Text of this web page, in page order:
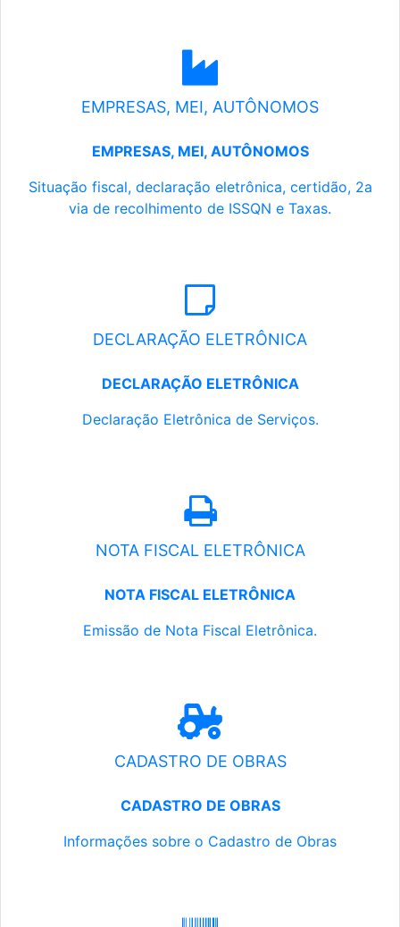
EMPRESAS, MEI, AUTÔNOMOS
EMPRESAS, MEI, AUTÔNOMOS
Situação fiscal, declaração eletrônica, certidão, 2a
via de recolhimento de ISSQN e Taxas.
DECLARAÇÃO ELETRÔNICA
DECLARAÇÃO ELETRÔNICA
Declaração Eletrônica de Serviços.
NOTA FISCAL ELETRÔNICA
NOTA FISCAL ELETRÔNICA
Emissão de Nota Fiscal Eletrônica.
CADASTRO DE OBRAS
CADASTRO DE OBRAS
Informações sobre o Cadastro de Obras